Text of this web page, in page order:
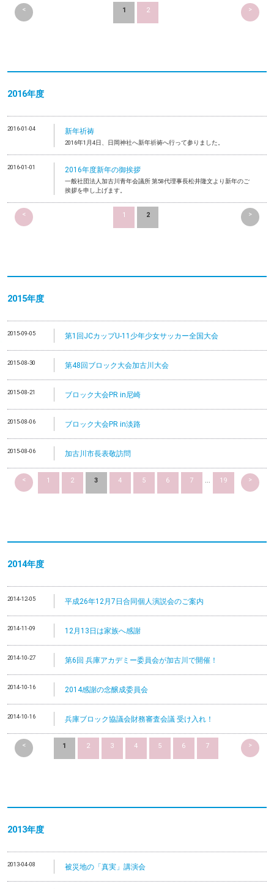
< 1 2 >
2016年度
2016-01-04 新年祈祷
2016年1月4日、日岡神社へ新年祈祷へ行って参りました。
2016-01-01 2016年度新年の御挨拶
一般社団法人加古川青年会議所 第58代理事長松井隆文より新年のご
挨拶を申し上げます。
< 1 2 >
2015年度
2015-09-05 第1回JCカップU-11少年少女サッカー全国大会
2015-08-30 第48回ブロック大会加古川大会
2015-08-21 ブロック大会PR in尼崎
2015-08-06 ブロック大会PR in淡路
2015-08-06 加古川市長表敬訪問
< 1 2 3 4 5 6 7 ... 19 >
2014年度
2014-12-05 平成26年12月7日合同個人演説会のご案内
2014-11-09 12月13日は家族へ感謝
2014-10-27 第6回 兵庫アカデミー委員会が加古川で開催！
2014-10-16 2014感謝の念醸成委員会
2014-10-16 兵庫ブロック協議会財務審査会議 受け入れ！
< 1 2 3 4 5 6 7 >
2013年度
2013-04-08 被災地の「真実」講演会